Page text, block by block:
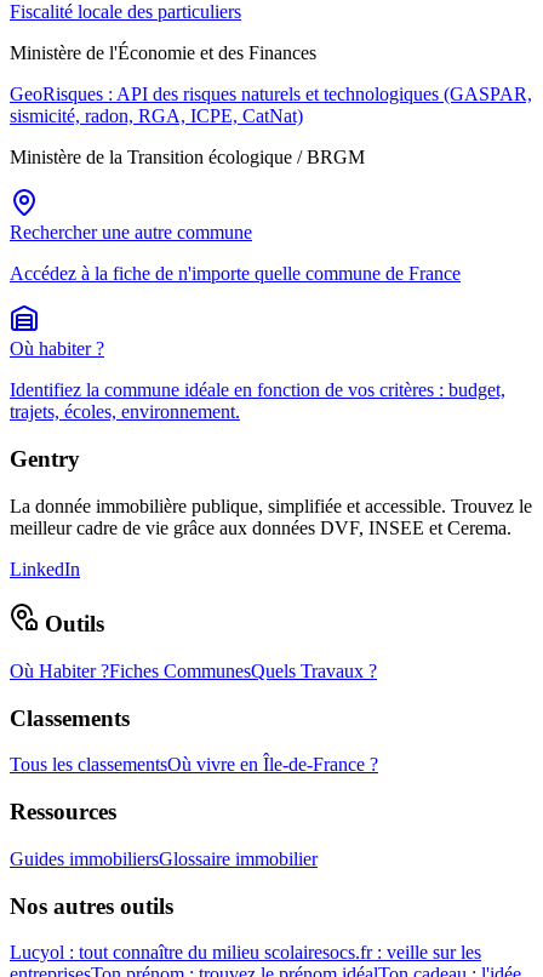
Fiscalité locale des particuliers
Ministère de l'Économie et des Finances
GeoRisques : API des risques naturels et technologiques (GASPAR,
sismicité, radon, RGA, ICPE, CatNat)
Ministère de la Transition écologique / BRGM
Rechercher une autre commune
Accédez à la fiche de n'importe quelle commune de France
Où habiter ?
Identifiez la commune idéale en fonction de vos critères : budget,
trajets, écoles, environnement.
Gentry
La donnée immobilière publique, simplifiée et accessible. Trouvez le
meilleur cadre de vie grâce aux données DVF, INSEE et Cerema.
LinkedIn
Outils
Où Habiter ?Fiches CommunesQuels Travaux ?
Classements
Tous les classementsOù vivre en Île-de-France ?
Ressources
Guides immobiliersGlossaire immobilier
Nos autres outils
Lucyol : tout connaître du milieu scolairesocs.fr : veille sur les